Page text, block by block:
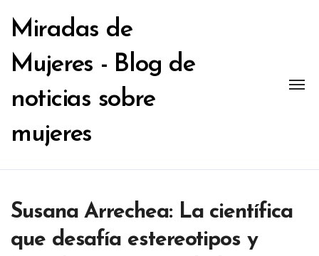
contenido
Miradas de
Mujeres - Blog de
noticias sobre
mujeres
Susana Arrechea: La científica
que desafía estereotipos y